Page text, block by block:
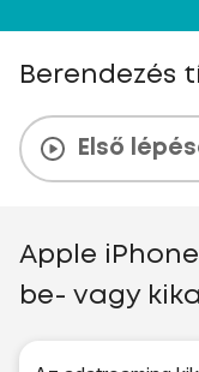
Berendezés
Első
Apple
be- vagy